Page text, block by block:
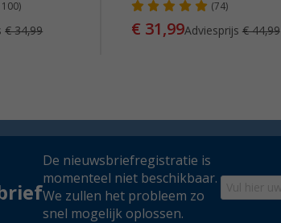
100)
€ 34,99
(74)
€ 31,99Adviesprijs € 44,99
De nieuwsbriefregistratie is
momenteel niet beschikbaar.
We zullen het probleem zo
snel mogelijk oplossen.